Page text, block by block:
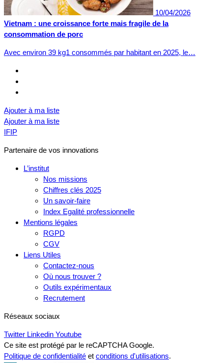
10/04/2026
Vietnam : une croissance forte mais fragile de la
consommation de porc
Avec environ 39 kg1 consommés par habitant en 2025, le…
Ajouter à ma liste
Ajouter à ma liste
IFIP
Partenaire de vos innovations
L’institut
Nos missions
Chiffres clés 2025
Un savoir-faire
Index Egalité professionnelle
Mentions légales
RGPD
CGV
Liens Utiles
Contactez-nous
Où nous trouver ?
Outils expérimentaux
Recrutement
Réseaux sociaux
Twitter Linkedin Youtube
Ce site est protégé par le reCAPTCHA Google.
Politique de confidentialité et conditions d'utilisations.